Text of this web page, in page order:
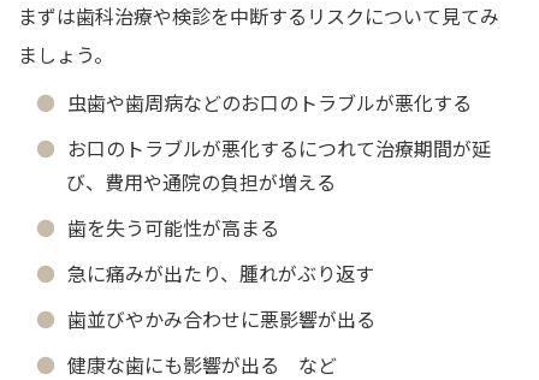
まずは歯科治療や検診を中断するリスクについて見てみ
ましょう。
虫歯や歯周病などのお口のトラブルが悪化する
お口のトラブルが悪化するにつれて治療期間が延
び、費用や通院の負担が増える
歯を失う可能性が高まる
急に痛みが出たり、腫れがぶり返す
歯並びやかみ合わせに悪影響が出る
健康な歯にも影響が出る など